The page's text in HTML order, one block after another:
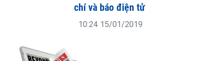
chí và báo điện tử
10:24 15/01/2019